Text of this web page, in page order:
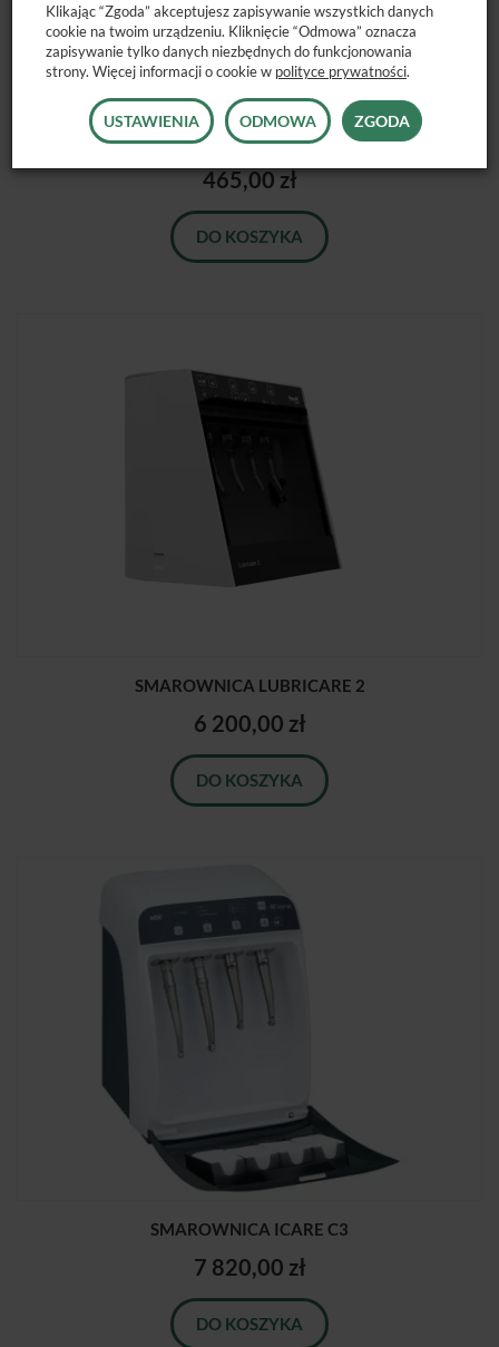
ZESTAW CZYSZCZĄCY DO ASSISTINA 301 ...
465,00 zł
DO KOSZYKA
SMAROWNICA LUBRICARE 2
6 200,00 zł
DO KOSZYKA
SMAROWNICA ICARE C3
7 820,00 zł
DO KOSZYKA
Klikając “Zgoda” akceptujesz zapisywanie wszystkich danych
cookie na twoim urządzeniu. Kliknięcie “Odmowa” oznacza
zapisywanie tylko danych niezbędnych do funkcjonowania
strony. Więcej informacji o cookie w polityce prywatności.
USTAWIENIA ODMOWA ZGODA